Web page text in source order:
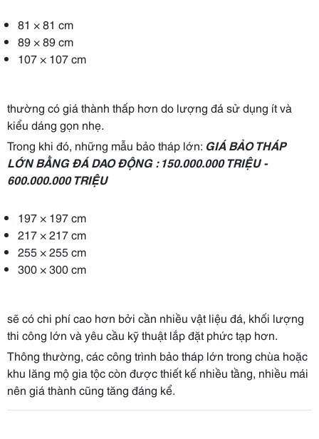
81 × 81 cm
89 × 89 cm
107 × 107 cm
thường có giá thành thấp hơn do lượng đá sử dụng ít và
kiểu dáng gọn nhẹ.
Trong khi đó, những mẫu bảo tháp lớn: GIÁ BẢO THÁP
LỚN BẰNG ĐÁ DAO ĐỘNG : 150.000.000 TRIỆU -
600.000.000 TRIỆU
197 × 197 cm
217 × 217 cm
255 × 255 cm
300 × 300 cm
sẽ có chi phí cao hơn bởi cần nhiều vật liệu đá, khối lượng
thi công lớn và yêu cầu kỹ thuật lắp đặt phức tạp hơn.
Thông thường, các công trình bảo tháp lớn trong chùa hoặc
khu lăng mộ gia tộc còn được thiết kế nhiều tầng, nhiều mái
nên giá thành cũng tăng đáng kể.